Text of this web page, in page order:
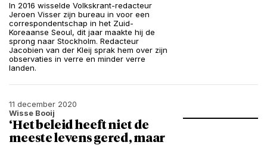
In 2016 wisselde Volkskrant-redacteur
Jeroen Visser zijn bureau in voor een
correspondentschap in het Zuid-
Koreaanse Seoul, dit jaar maakte hij de
sprong naar Stockholm. Redacteur
Jacobien van der Kleij sprak hem over zijn
observaties in verre en minder verre
landen.
11 december 2020
Wisse Booij
‘Het beleid heeft niet de
meeste levens gered, maar